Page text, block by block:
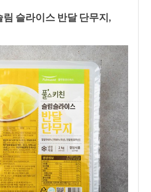
림 슬라이스 반달 단무지,